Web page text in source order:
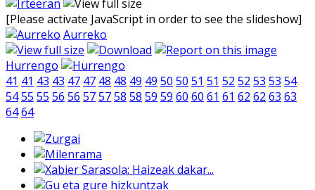
[Please activate JavaScript in order to see the slideshow]
Aurreko
Hurrengo
41 41 43 43 47 47 48 48 49 49 50 50 51 51 52 52 53 53 54
5455 55 56 56 575758 58 59 59 60 60 61 61 62 62 63 63
6464